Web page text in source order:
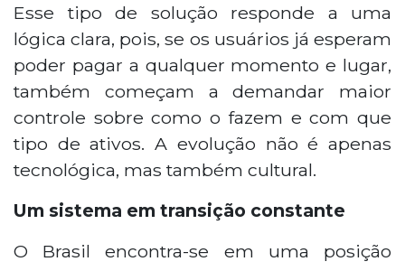
Esse tipo de solução responde a uma
lógica clara, pois, se os usuários já esperam
poder pagar a qualquer momento e lugar,
também começam a demandar maior
controle sobre como o fazem e com que
tipo de ativos. A evolução não é apenas
tecnológica, mas também cultural.
Um sistema em transição constante
O Brasil encontra-se em uma posição